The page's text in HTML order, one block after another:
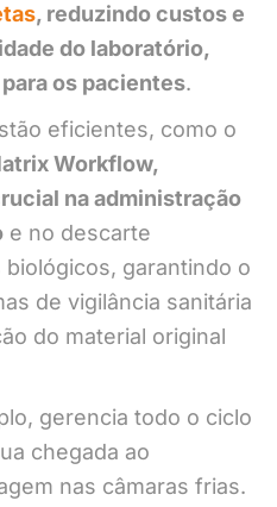
, reduzindo custos e
do laboratório,
os pacientes.
eficientes, como o
Workflow,
na administração
e no descarte
garantindo o
de vigilância sanitária
do material original
gerencia todo o ciclo
chegada ao
nas câmaras frias.